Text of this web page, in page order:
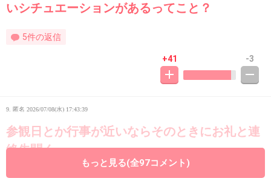
いシチュエーションがあるってこと？
5件の返信
+41 -3
9. 匿名 2026/07/08(水) 17:43:39
参観日とか行事が近いならそのときにお礼と連
絡先聞く。
小3くらいなら子供に連絡先書いたお手紙渡し
もっと見る(全97コメント)